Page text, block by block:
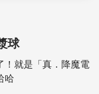
球
！就是「真．降魔電
哈